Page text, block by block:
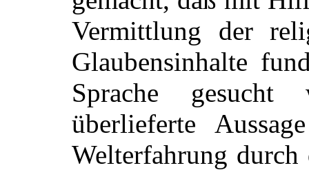
Vermittlung der
Glaubensinhalte
Sprache
überlieferte
Welterfahrung